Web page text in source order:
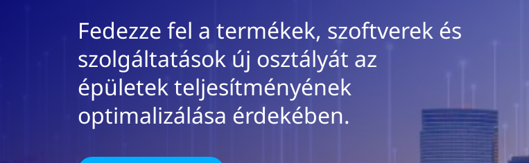
Fedezze fel a termékek, szoftverek és
szolgáltatások új osztályát az
épületek teljesítményének
optimalizálása érdekében.